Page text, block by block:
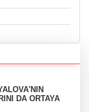
DA ORTAYA